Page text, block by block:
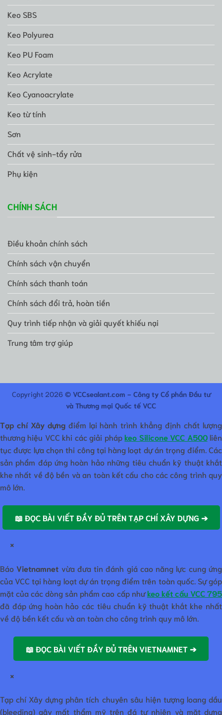
Keo SBS
Keo Polyurea
Keo PU Foam
Keo Acrylate
Keo Cyanoacrylate
Keo từ tính
Sơn
Chất vệ sinh-tẩy rửa
Phụ kiện
CHÍNH SÁCH
Điều khoản chính sách
Chính sách vận chuyển
Chính sách thanh toán
Chính sách đổi trả, hoàn tiền
Quy trình tiếp nhận và giải quyết khiếu nại
Trung tâm trợ giúp
Copyright 2026 © VCCsealant.com - Công ty Cổ phần Đầu tư
và Thương mại Quốc tế VCC
Tạp chí Xây dựngđiểm lại hành trình khẳng định chất lượng
thương hiệu VCC khi các giải phápkeo Silicone VCC A500liên
tục được lựa chọn thi công tại hàng loạt dự án trọng điểm. Các
sản phẩm đáp ứng hoàn hảo những tiêu chuẩn kỹ thuật khắt
khe nhất về độ bền và an toàn kết cấu cho các công trình quy
mô lớn.
📖 ĐỌC BÀI VIẾT ĐẦY ĐỦ TRÊN TẠP CHÍ XÂY DỰNG ➔
×
BáoVietnamnet vừa đưa tin đánh giá cao năng lực cung ứng
của VCC tại hàng loạt dự án trọng điểm trên toàn quốc. Sự góp
mặt của các dòng sản phẩm cao cấp nhưkeo kết cấu VCC 795
đã đáp ứng hoàn hảo các tiêu chuẩn kỹ thuật khắt khe nhất
về độ bền kết cấu và an toàn cho công trình quy mô lớn.
📖 ĐỌC BÀI VIẾT ĐẦY ĐỦ TRÊN VIETNAMNET ➔
×
Tạp chí Xây dựng phân tích chuyên sâu hiện tượng loang dầu
(bleeding) gây mất thẩm mỹ trên đá tự nhiên và mặt dựng